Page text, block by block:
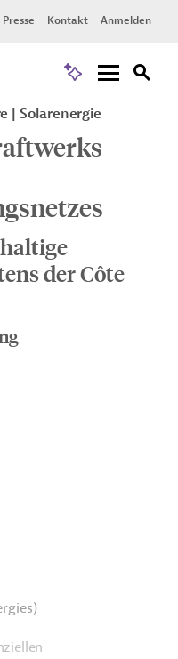
Presse Kontakt Anmelden
Solarenergie
der Côte